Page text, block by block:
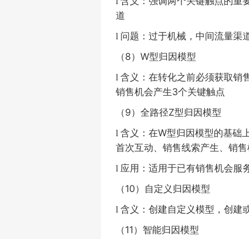
道
l 问题：过于机械，中间流量渠
（8） W型归因模型
l 含义：在转化之前必须获取销
销售机会产生3个关键触点
（9）全路径Z型归因模型
l 含义：在W型归因模型的基础
首次互动、销售线索产生、销
l 应用：适用于已有销售机会服
（10）自定义归因模型
l 含义：创建自定义模型，创建
（11）智能归因模型